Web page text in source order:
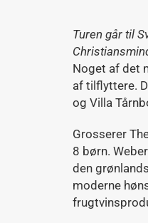
Turen går til
Noget af det
af tilflyttere.
og Villa
Grosserer
8 børn.
den
moderne